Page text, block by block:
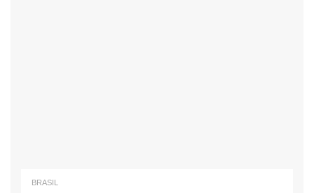
BRASIL